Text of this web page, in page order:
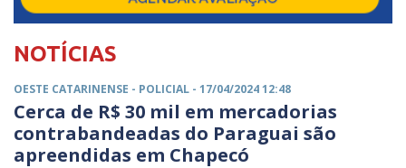
NOTÍCIAS
OESTE CATARINENSE - POLICIAL - 17/04/2024 12:48
Cerca de R$ 30 mil em mercadorias
contrabandeadas do Paraguai são
apreendidas em Chapecó